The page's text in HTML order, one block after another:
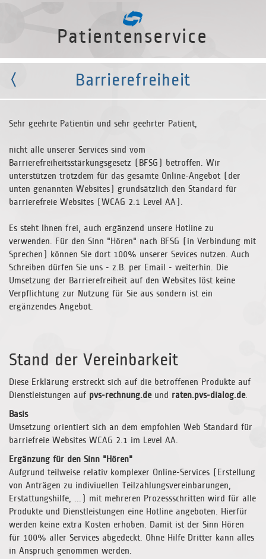
Patientenservice
Barrierefreiheit
Sehr geehrte Patientin und sehr geehrter Patient,
nicht alle unserer Services sind vom
Barrierefreiheitsstärkungsgesetz (BFSG) betroffen. Wir
unterstützen trotzdem für das gesamte Online-Angebot (der
unten genannten Websites) grundsätzlich den Standard für
barrierefreie Websites (WCAG 2.1 Level AA).
Es steht Ihnen frei, auch ergänzend unsere Hotline zu
verwenden. Für den Sinn "Hören" nach BFSG (in Verbindung mit
Sprechen) können Sie dort 100% unserer Sevices nutzen. Auch
Schreiben dürfen Sie uns - z.B. per Email - weiterhin. Die
Umsetzung der Barrierefreiheit auf den Websites löst keine
Verpflichtung zur Nutzung für Sie aus sondern ist ein
ergänzendes Angebot.
Stand der Vereinbarkeit
Diese Erklärung erstreckt sich auf die betroffenen Produkte auf
Dienstleistungen auf pvs-rechnung.deund raten.pvs-dialog.de.
Basis
Umsetzung orientiert sich an dem empfohlen Web Standard für
barriefreie Websites WCAG 2.1 im Level AA.
Ergänzung für den Sinn "Hören"
Aufgrund teilweise relativ komplexer Online-Services (Erstellung
von Anträgen zu indiviuellen Teilzahlungsvereinbarungen,
Erstattungshilfe, ...) mit mehreren Prozessschritten wird für alle
Produkte und Dienstleistungen eine Hotline angeboten. Hierfür
werden keine extra Kosten erhoben. Damit ist der Sinn Hören
für 100% aller Services abgedeckt. Ohne Hilfe Dritter kann alles
in Anspruch genommen werden.